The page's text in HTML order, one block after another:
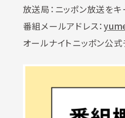
放送局：ニッポン放送を
番組メールアドレス：
オールナイトニッポン公式